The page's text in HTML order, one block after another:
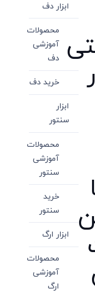
ابزار دف
محصولات
آموزشی
دف
خرید دف
ابزار
سنتور
محصولات
آموزشی
سنتور
خرید
سنتور
ابزار ارگ
محصولات
آموزشی
ارگ